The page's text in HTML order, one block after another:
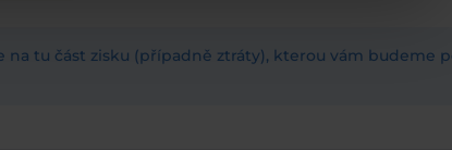
na tu část zisku (případně ztráty), kterou vám budeme